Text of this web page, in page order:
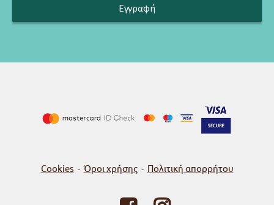
Cookies - Όροι χρήσης - Πολιτική απορρήτου